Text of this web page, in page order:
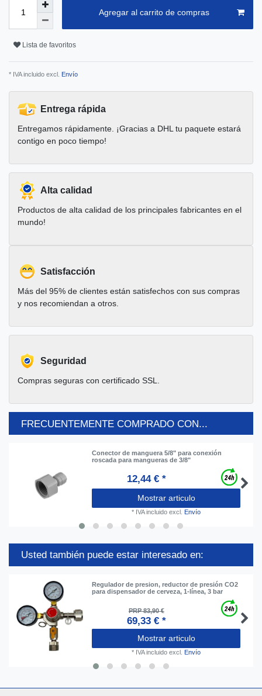
Agregar al carrito de compras
Lista de favoritos
* IVA incluido excl. Envío
Entrega rápida
Entregamos rápidamente. ¡Gracias a DHL tu paquete estará
contigo en poco tiempo!
Alta calidad
Productos de alta calidad de los principales fabricantes en el
mundo!
Satisfacción
Más del 95% de clientes están satisfechos con sus compras
y nos recomiendan a otros.
Seguridad
Compras seguras con certificado SSL.
FRECUENTEMENTE COMPRADO CON...
Conector de manguera 5/8" para conexión
roscada para mangueras de 3/8"
12,44 € *
Mostrar articulo
* IVA incluido excl. Envío
Usted también puede estar interesado en:
Regulador de presion, reductor de presión CO2
para dispensador de cerveza, 1-línea, 3 bar
PRP 83,90 €
69,33 € *
Mostrar articulo
* IVA incluido excl. Envío